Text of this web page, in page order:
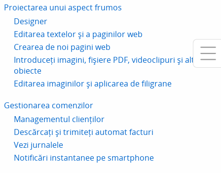
Proiectarea unui aspect frumos
Designer
Editarea textelor și a paginilor web
Crearea de noi pagini web
Introduceți imagini, fișiere PDF, videoclipuri și alte
obiecte
Editarea imaginilor și aplicarea de filigrane
Gestionarea comenzilor
Managementul clienților
Descărcați și trimiteți automat facturi
Vezi jurnalele
Notificări instantanee pe smartphone